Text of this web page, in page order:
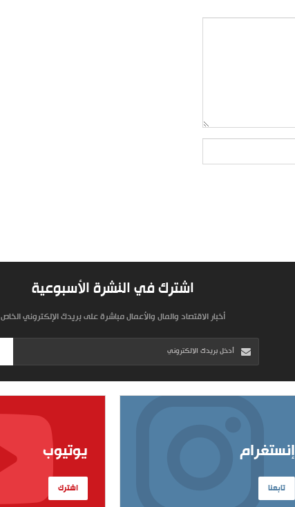
اشترك في النشرة الأسبوعية
أخبار الاقتصاد والمال والأعمال مباشرة على بريدك الإلكتروني الخاص
إنستغرام
تابعنا
يوتيوب
اشترك